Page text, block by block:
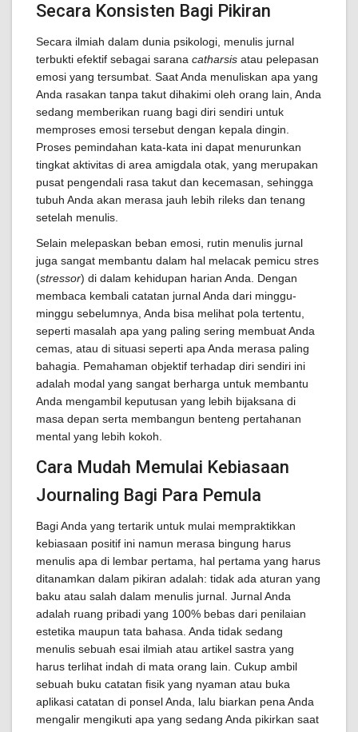
Secara Konsisten Bagi Pikiran
Secara ilmiah dalam dunia psikologi, menulis jurnal
terbukti efektif sebagai sarana catharsis atau pelepasan
emosi yang tersumbat. Saat Anda menuliskan apa yang
Anda rasakan tanpa takut dihakimi oleh orang lain, Anda
sedang memberikan ruang bagi diri sendiri untuk
memproses emosi tersebut dengan kepala dingin.
Proses pemindahan kata-kata ini dapat menurunkan
tingkat aktivitas di area amigdala otak, yang merupakan
pusat pengendali rasa takut dan kecemasan, sehingga
tubuh Anda akan merasa jauh lebih rileks dan tenang
setelah menulis.
Selain melepaskan beban emosi, rutin menulis jurnal
juga sangat membantu dalam hal melacak pemicu stres
(stressor) di dalam kehidupan harian Anda. Dengan
membaca kembali catatan jurnal Anda dari minggu-
minggu sebelumnya, Anda bisa melihat pola tertentu,
seperti masalah apa yang paling sering membuat Anda
cemas, atau di situasi seperti apa Anda merasa paling
bahagia. Pemahaman objektif terhadap diri sendiri ini
adalah modal yang sangat berharga untuk membantu
Anda mengambil keputusan yang lebih bijaksana di
masa depan serta membangun benteng pertahanan
mental yang lebih kokoh.
Cara Mudah Memulai Kebiasaan
Journaling Bagi Para Pemula
Bagi Anda yang tertarik untuk mulai mempraktikkan
kebiasaan positif ini namun merasa bingung harus
menulis apa di lembar pertama, hal pertama yang harus
ditanamkan dalam pikiran adalah: tidak ada aturan yang
baku atau salah dalam menulis jurnal. Jurnal Anda
adalah ruang pribadi yang 100% bebas dari penilaian
estetika maupun tata bahasa. Anda tidak sedang
menulis sebuah esai ilmiah atau artikel sastra yang
harus terlihat indah di mata orang lain. Cukup ambil
sebuah buku catatan fisik yang nyaman atau buka
aplikasi catatan di ponsel Anda, lalu biarkan pena Anda
mengalir mengikuti apa yang sedang Anda pikirkan saat